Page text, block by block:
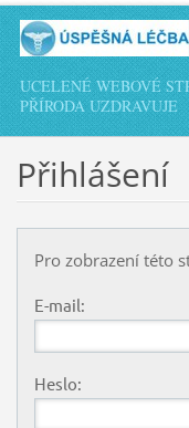
UCELENÉ WEBOVÉ
PŘÍRODA UZDRAVUJE
Přihlášení
Pro zobrazení této
E-mail:
Heslo: